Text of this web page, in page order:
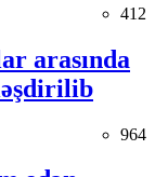
412
arasında
964